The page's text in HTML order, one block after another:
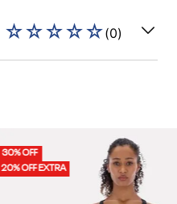
☆☆☆☆☆(0)
30% OFF
20% OFF EXTRA